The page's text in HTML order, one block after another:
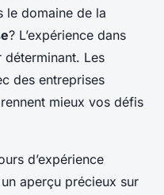
le domaine de la
? L’expérience dans
déterminant. Les
des entreprises
mieux vos défis
d’expérience
aperçu précieux sur